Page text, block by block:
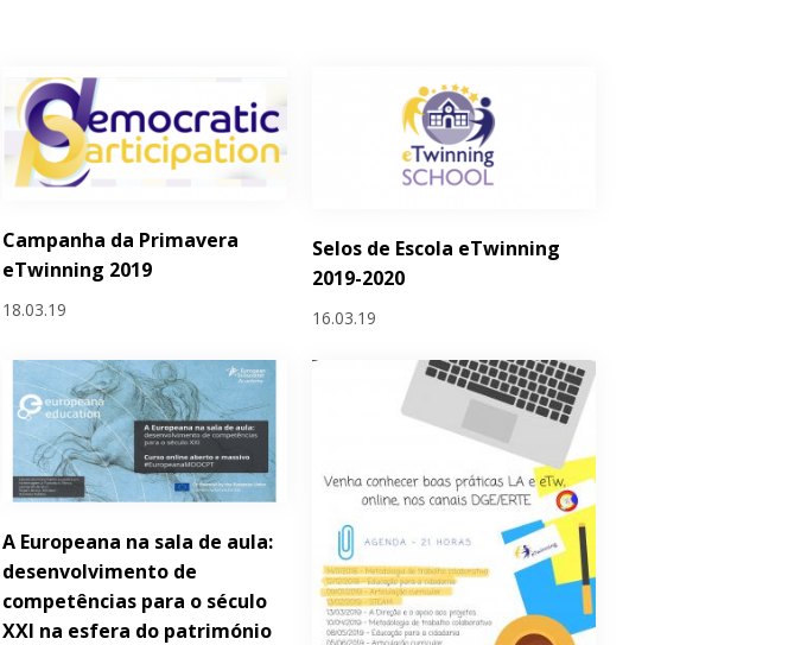
Campanha da Primavera
eTwinning 2019
18.03.19
Selos de Escola eTwinning
2019-2020
16.03.19
A Europeana na sala de aula:
desenvolvimento de
competências para o século
XXI na esfera do património